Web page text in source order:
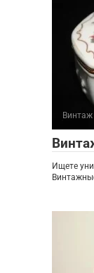
Винтаж
Ищете